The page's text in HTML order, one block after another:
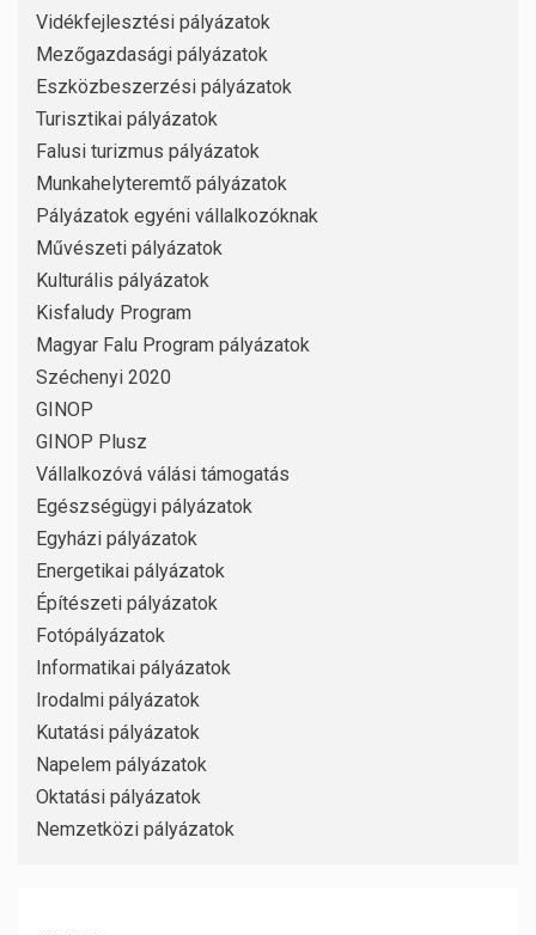
Vidékfejlesztési pályázatok
Mezőgazdasági pályázatok
Eszközbeszerzési pályázatok
Turisztikai pályázatok
Falusi turizmus pályázatok
Munkahelyteremtő pályázatok
Pályázatok egyéni vállalkozóknak
Művészeti pályázatok
Kulturális pályázatok
Kisfaludy Program
Magyar Falu Program pályázatok
Széchenyi 2020
GINOP
GINOP Plusz
Vállalkozóvá válási támogatás
Egészségügyi pályázatok
Egyházi pályázatok
Energetikai pályázatok
Építészeti pályázatok
Fotópályázatok
Informatikai pályázatok
Irodalmi pályázatok
Kutatási pályázatok
Napelem pályázatok
Oktatási pályázatok
Nemzetközi pályázatok